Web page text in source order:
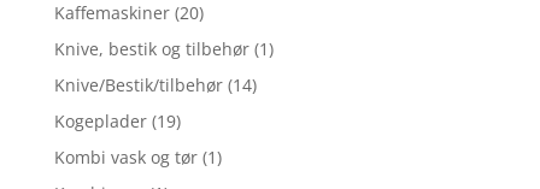
Kaffemaskiner (20)
Knive, bestik og tilbehør (1)
Knive/Bestik/tilbehør (14)
Kogeplader (19)
Kombi vask og tør (1)